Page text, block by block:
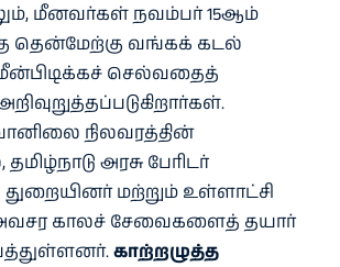
மீனவர்கள் நவம்பர் 15ஆம்
தென்மேற்கு வங்கக் கடல்
மீன்பிடிக்கச் செல்வதைத்
நிலவரத்தின்
அரசு பேரிடர்
மற்றும் உள்ளாட்சி
காலச் சேவைகளைத் தயார்
காற்றழுத்த